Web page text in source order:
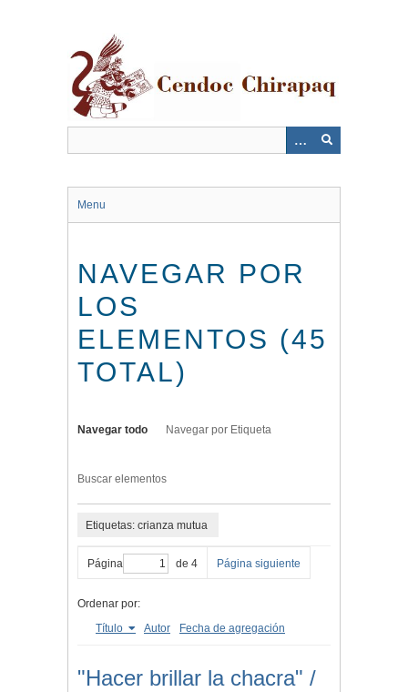
Menu
NAVEGAR POR
LOS
ELEMENTOS (45
TOTAL)
Navegar todo Navegar por Etiqueta
Buscar elementos
Etiquetas: crianza mutua
Página de 4 Página siguiente
Ordenar por:
Título
Autor Fecha de agregación
"Hacer brillar la chacra" /